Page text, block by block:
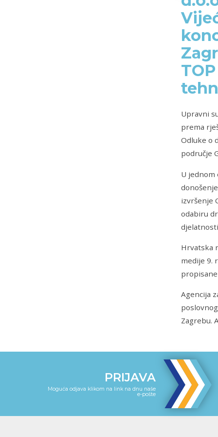
Upravni
prema
Odluke o
područje
U jednom
izvršenje
odabiru
Hrvatska
medije 9.
Agencija
Zagrebu.
PRIJAVA
Moguća odjava klikom na link na dnu naše
e-pošte